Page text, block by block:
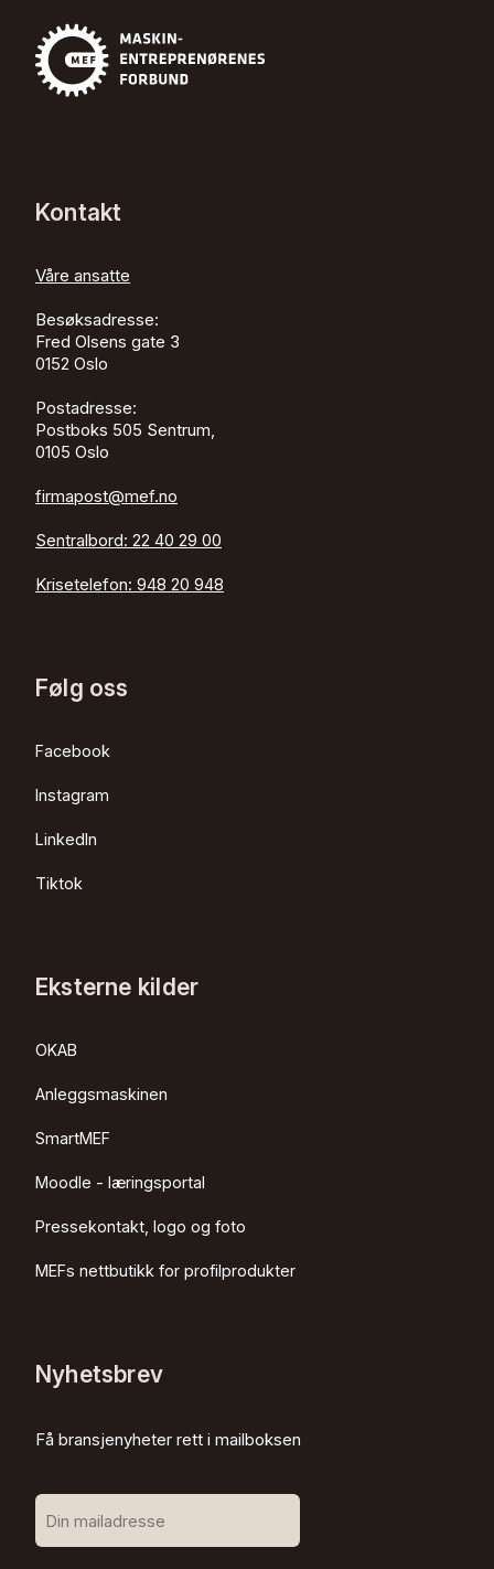
Kontakt
Våre ansatte
Besøksadresse:
Fred Olsens gate 3
0152 Oslo
Postadresse:
Postboks 505 Sentrum,
0105 Oslo
firmapost@mef.no
Sentralbord: 22 40 29 00
Krisetelefon: 948 20 948
Følg oss
Facebook
Instagram
LinkedIn
Tiktok
Eksterne kilder
OKAB
Anleggsmaskinen
SmartMEF
Moodle - læringsportal
Pressekontakt, logo og foto
MEFs nettbutikk for profilprodukter
Nyhetsbrev
Få bransjenyheter rett i mailboksen